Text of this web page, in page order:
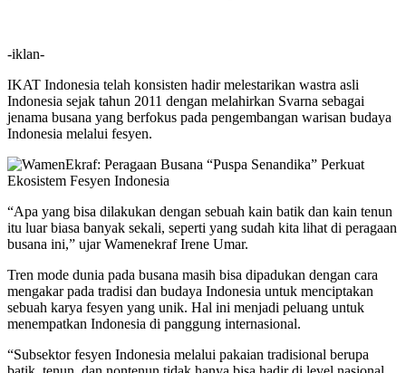
-iklan-
IKAT Indonesia telah konsisten hadir melestarikan wastra asli
Indonesia sejak tahun 2011 dengan melahirkan Svarna sebagai
jenama busana yang berfokus pada pengembangan warisan budaya
Indonesia melalui fesyen.
“Apa yang bisa dilakukan dengan sebuah kain batik dan kain tenun
itu luar biasa banyak sekali, seperti yang sudah kita lihat di peragaan
busana ini,” ujar Wamenekraf Irene Umar.
Tren mode dunia pada busana masih bisa dipadukan dengan cara
mengakar pada tradisi dan budaya Indonesia untuk menciptakan
sebuah karya fesyen yang unik. Hal ini menjadi peluang untuk
menempatkan Indonesia di panggung internasional.
“Subsektor fesyen Indonesia melalui pakaian tradisional berupa